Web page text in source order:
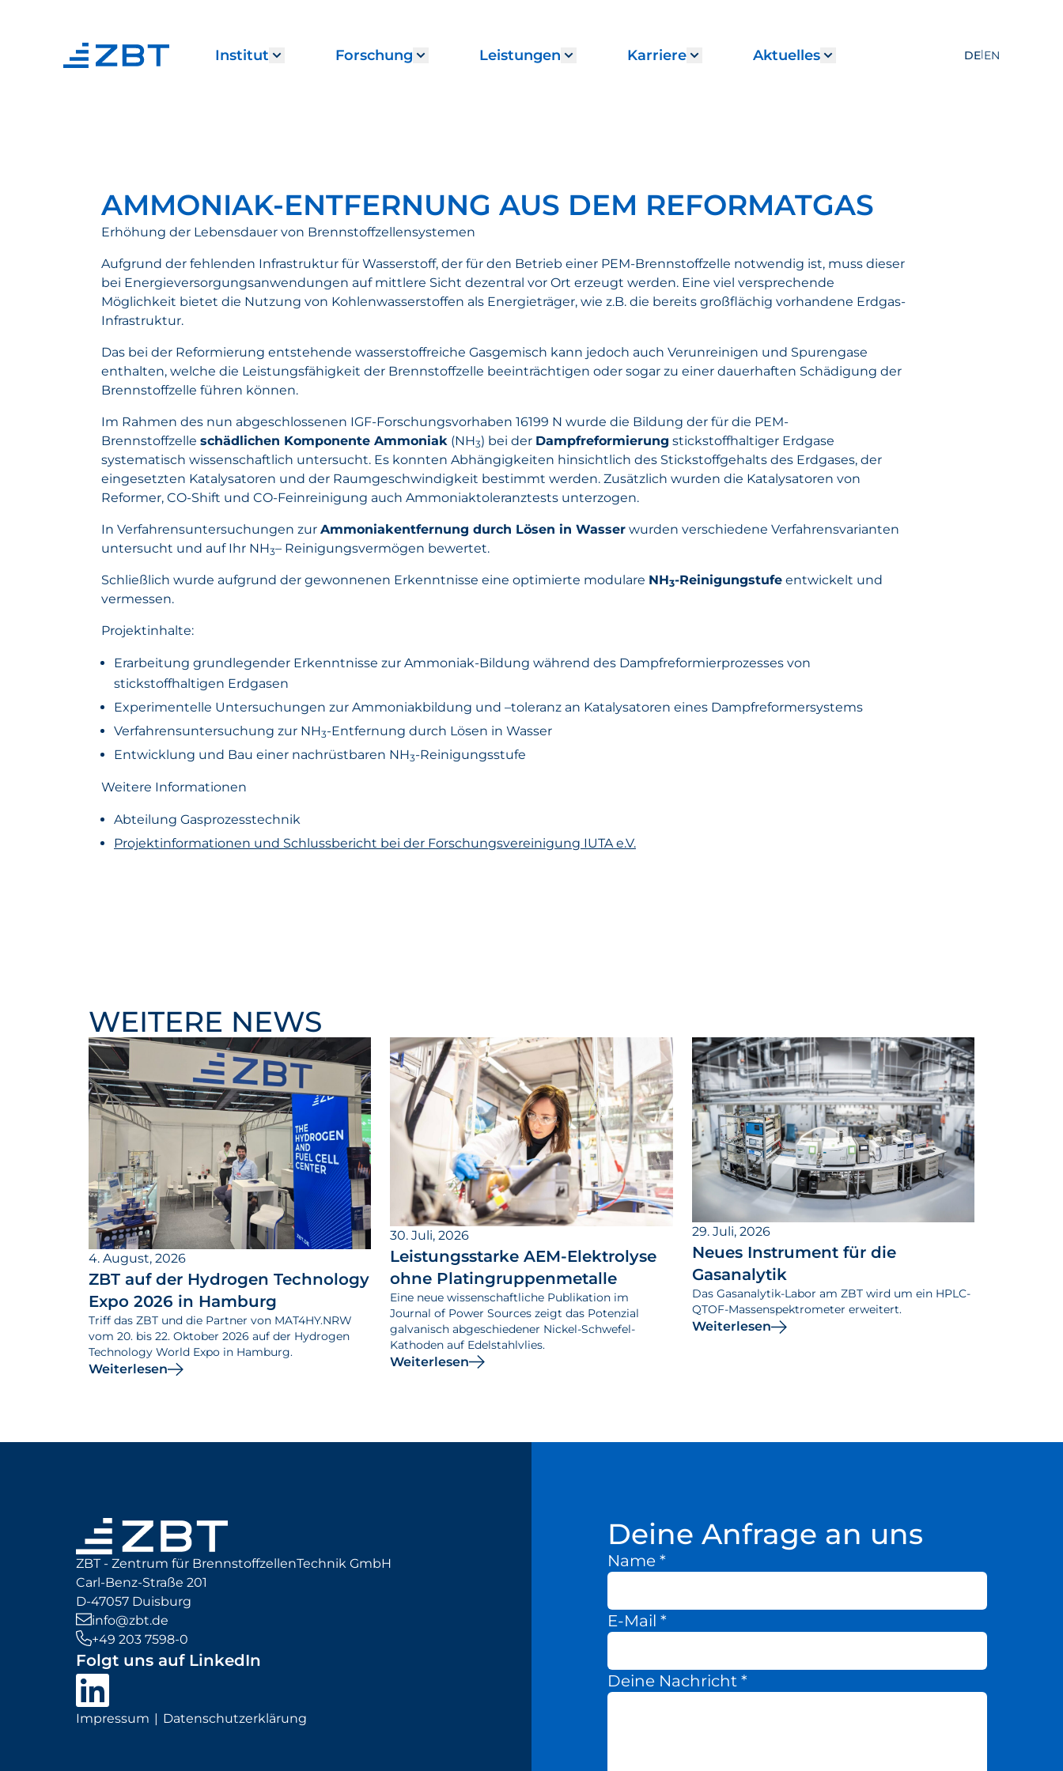
Institut Show submenu for "Institut"
Forschung Show submenu for "Forschung"
Leistungen Show submenu for "Leistungen"
Karriere Show submenu for "Karriere"
Aktuelles Show submenu for
DE|EN
AMMONIAK-ENTFERNUNG AUS DEM REFORMATGAS
Erhöhung der Lebensdauer von Brennstoffzellensystemen
Aufgrund der fehlenden Infrastruktur für Wasserstoff, der für den Betrieb einer PEM-Brennstoffzelle notwendig ist, muss dieser
bei Energieversorgungsanwendungen auf mittlere Sicht dezentral vor Ort erzeugt werden. Eine viel versprechende
Möglichkeit bietet die Nutzung von Kohlenwasserstoffen als Energieträger, wie z.B. die bereits großflächig vorhandene Erdgas-
Infrastruktur.
Das bei der Reformierung entstehende wasserstoffreiche Gasgemisch kann jedoch auch Verunreinigen und Spurengase
enthalten, welche die Leistungsfähigkeit der Brennstoffzelle beeinträchtigen oder sogar zu einer dauerhaften Schädigung der
Brennstoffzelle führen können.
Im Rahmen des nun abgeschlossenen IGF-Forschungsvorhaben 16199 N wurde die Bildung der für die PEM-
Brennstoffzelle schädlichen Komponente Ammoniak (NH3) bei der Dampfreformierung stickstoffhaltiger Erdgase
systematisch wissenschaftlich untersucht. Es konnten Abhängigkeiten hinsichtlich des Stickstoffgehalts des Erdgases, der
eingesetzten Katalysatoren und der Raumgeschwindigkeit bestimmt werden. Zusätzlich wurden die Katalysatoren von
Reformer, CO-Shift und CO-Feinreinigung auch Ammoniaktoleranztests unterzogen.
In Verfahrensuntersuchungen zur Ammoniakentfernung durch Lösen in Wasser wurden verschiedene Verfahrensvarianten
untersucht und auf Ihr NH3– Reinigungsvermögen bewertet.
Schließlich wurde aufgrund der gewonnenen Erkenntnisse eine optimierte modulare NH3-Reinigungstufe entwickelt und
vermessen.
Projektinhalte:
Erarbeitung grundlegender Erkenntnisse zur Ammoniak-Bildung während des Dampfreformierprozesses von
stickstoffhaltigen Erdgasen
Experimentelle Untersuchungen zur Ammoniakbildung und –toleranz an Katalysatoren eines Dampfreformersystems
Verfahrensuntersuchung zur NH3-Entfernung durch Lösen in Wasser
Entwicklung und Bau einer nachrüstbaren NH3-Reinigungsstufe
Weitere Informationen
Abteilung Gasprozesstechnik
Projektinformationen und Schlussbericht bei der Forschungsvereinigung IUTA e.V.
WEITERE NEWS
4. August, 2026
ZBT auf der Hydrogen Technology
Expo 2026 in Hamburg
Triff das ZBT und die Partner von MAT4HY.NRW
vom 20. bis 22. Oktober 2026 auf der Hydrogen
Technology World Expo in Hamburg.
Weiterlesen
30. Juli, 2026
Leistungsstarke AEM-Elektrolyse
ohne Platingruppenmetalle
Eine neue wissenschaftliche Publikation im
Journal of Power Sources zeigt das Potenzial
galvanisch abgeschiedener Nickel-Schwefel-
Kathoden auf Edelstahlvlies.
Weiterlesen
29. Juli, 2026
Neues Instrument für die
Gasanalytik
Das Gasanalytik-Labor am ZBT wird um ein HPLC-
QTOF-Massenspektrometer erweitert.
Weiterlesen
ZBT - Zentrum für BrennstoffzellenTechnik GmbH
Carl-Benz-Straße 201
D-47057 Duisburg
info@zbt.de
+49 203 7598-0
Folgt uns auf LinkedIn
Impressum Datenschutzerklärung
Deine Anfrage an uns
Name *
E-Mail *
Deine Nachricht *